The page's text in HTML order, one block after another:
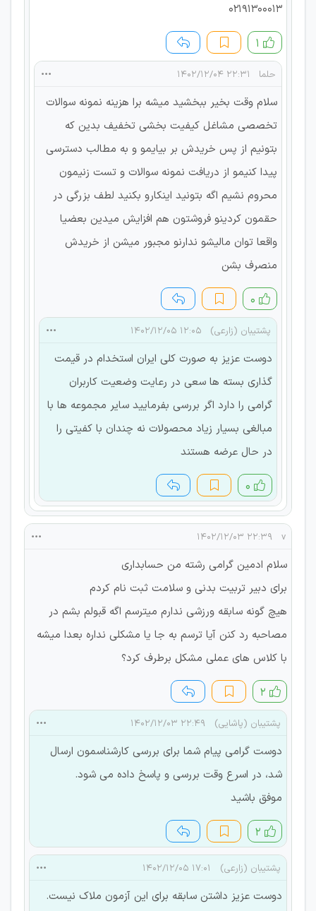
02191300013
۱
حلما ۲۲:۳۱ ۱۴۰۲/۱۲/۰۴
سلام وقت بخیر ببخشید میشه برا هزینه نمونه سوالات
تخصصی مشاغل کیفیت بخشی تخفیف بدین که
بتونیم از پس خریدش بر بیایمو و به مطالب دسترسی
پیدا کنیمو از دریافت نمونه سوالات و تست زنیمون
محروم نشیم اگه بتونید اینکارو بکنید لطف بزرگی در
حقمون کردینو فروشتون هم افزایش میدین بعضیا
واقعا توان مالیشو ندارنو مجبور میشن از خریدش
منصرف بشن
۰
پشتیبان (زارعی) ۱۲:۰۵ ۱۴۰۲/۱۲/۰۵
دوست عزیز به صورت کلی ایران استخدام در قیمت
گذاری بسته ها سعی در رعایت وضعیت کاربران
گرامی را دارد اگر بررسی بفرمایید سایر مجموعه ها با
مبالغی بسیار زیاد محصولات نه چندان با کفیتی را
در حال عرضه هستند
۰
v ۲۲:۳۹ ۱۴۰۲/۱۲/۰۳
سلام ادمین گرامی رشته من حسابداری
برای دبیر تربیت بدنی و سلامت ثبت نام کردم
هیچ گونه سابقه ورزشی ندارم میترسم اگه قبولم بشم در
مصاحبه رد کنن آیا ترسم به جا یا مشکلی نداره بعدا میشه
با کلاس های عملی مشکل برطرف کرد؟
۲
پشتیبان (پاشایی) ۲۲:۴۹ ۱۴۰۲/۱۲/۰۳
دوست گرامی پیام شما برای بررسی کارشناسمون ارسال
شد، در اسرع وقت بررسی و پاسخ داده می شود.
موفق باشید
۲
پشتیبان (زارعی) ۱۷:۰۱ ۱۴۰۲/۱۲/۰۵
دوست عزیز داشتن سابقه برای این آزمون ملاک نیست.